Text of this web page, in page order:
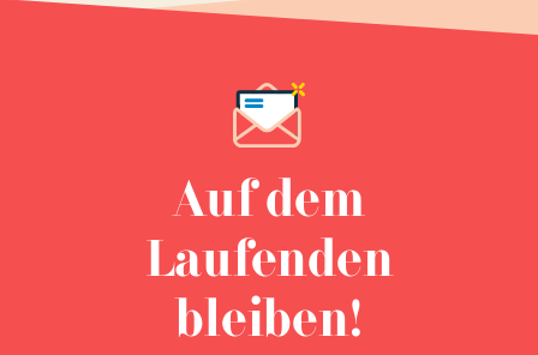
Auf dem
Laufenden
bleiben!